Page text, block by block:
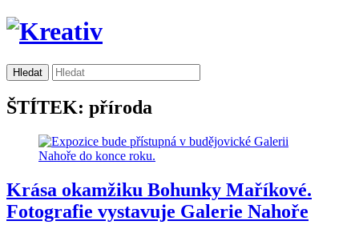
ŠTÍTEK: příroda
Krása okamžiku Bohunky Maříkové.
Fotografie vystavuje Galerie Nahoře